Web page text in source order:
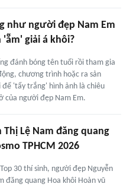
như người đẹp Nam Em
'ẵm' giải á khôi?
đánh bóng tên tuổi rồi tham gia
chương trình hoặc ra sản
để 'tẩy trắng' hình ảnh là chiêu
của người đẹp Nam Em.
Thị Lệ Nam đăng quang
TPHCM 2026
30 thí sinh, người đẹp Nguyễn
đăng quang Hoa khôi Hoàn vũ